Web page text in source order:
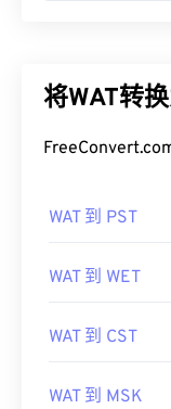
将WAT转
WAT 到 PST
WAT 到 WET
WAT 到 CST
WAT 到 MSK